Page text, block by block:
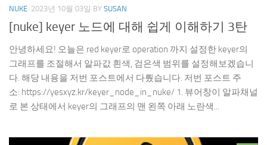
NUKE 2023년 10월 03일 BY SUSAN
[nuke] keyer 노드에 대해 쉽게 이해하기 3탄
안녕하세요! 오늘은 red keyer로 operation 까지 설정한 keyer의
그래프를 조절해서 알파값 흰색, 검은색 범위를 설정해보겠습니
다. 해당 내용을 저번 포스트에서 다뤘습니다. 저번 포스트 주
소: https://yesxyz.kr/keyer_node_in_nuke/ 1. 뷰어창이 알파채널
로 본 상태에서 keyer의 그래프의 맨 왼쪽 아래 노란색...